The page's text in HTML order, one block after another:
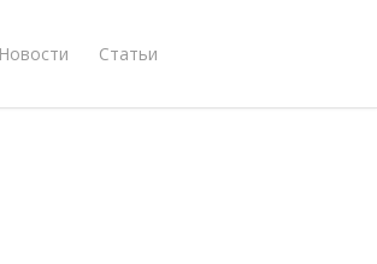
Новости Статьи